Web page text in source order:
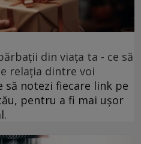
din viața ta - ce să
relația dintre voi
să notezi fiecare link pe
pentru a fi mai ușor